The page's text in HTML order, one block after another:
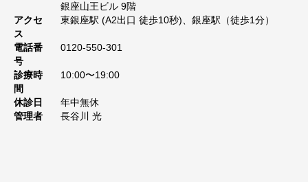
銀座山王ビル 9階
アクセ
ス
東銀座駅 (A2出口 徒歩10秒)、銀座駅（徒歩1分）
電話番
号
0120-550-301
診療時
間
10:00〜19:00
休診日
年中無休
管理者
長谷川 光